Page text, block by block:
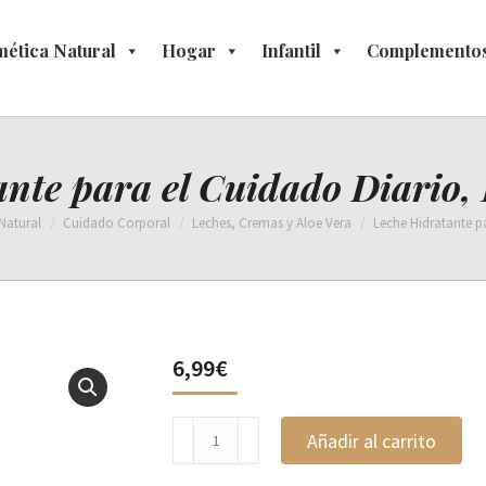
Natural Hogar Infantil
para el Cuidado
Cuidado Corporal Leches, Cremas y Aloe Vera Leche Hidratante
6,99€
Hidratante
para
Añadir al carrito
Natural Hogar Infantil